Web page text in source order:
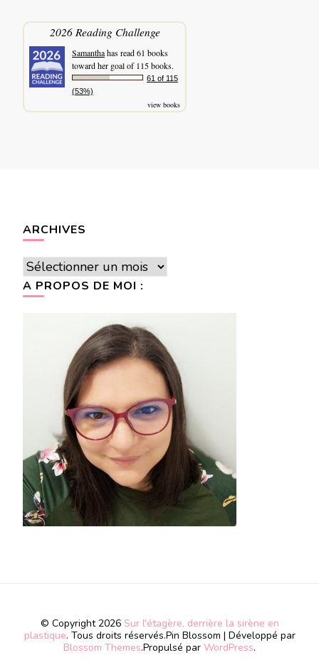
2026 Reading Challenge
Samanthahas read 61 books
toward her goal of 115 books.
61 of 115
(53%)
view books
ARCHIVES
Archives
A PROPOS DE MOI :
© Copyright 2026 Sur l'étagère, derrière la sirène en
plastique. Tous droits réservés.Pin Blossom | Développé par
Blossom Themes.Propulsé par WordPress.